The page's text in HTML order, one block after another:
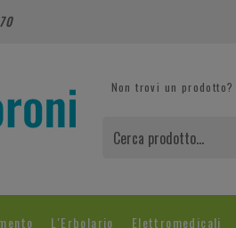
Non trovi un prodotto?
L'Erbolario Elettromedicali